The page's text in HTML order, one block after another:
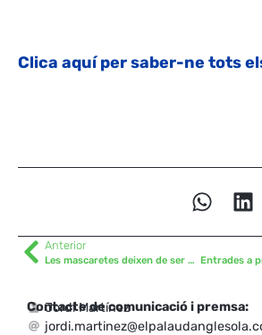
Clica aquí per saber-ne tots
Anterior
Les mascaretes deixen de ser obligatòries en exteriors
Contacte de comunicació i premsa:
Jordi Martínez